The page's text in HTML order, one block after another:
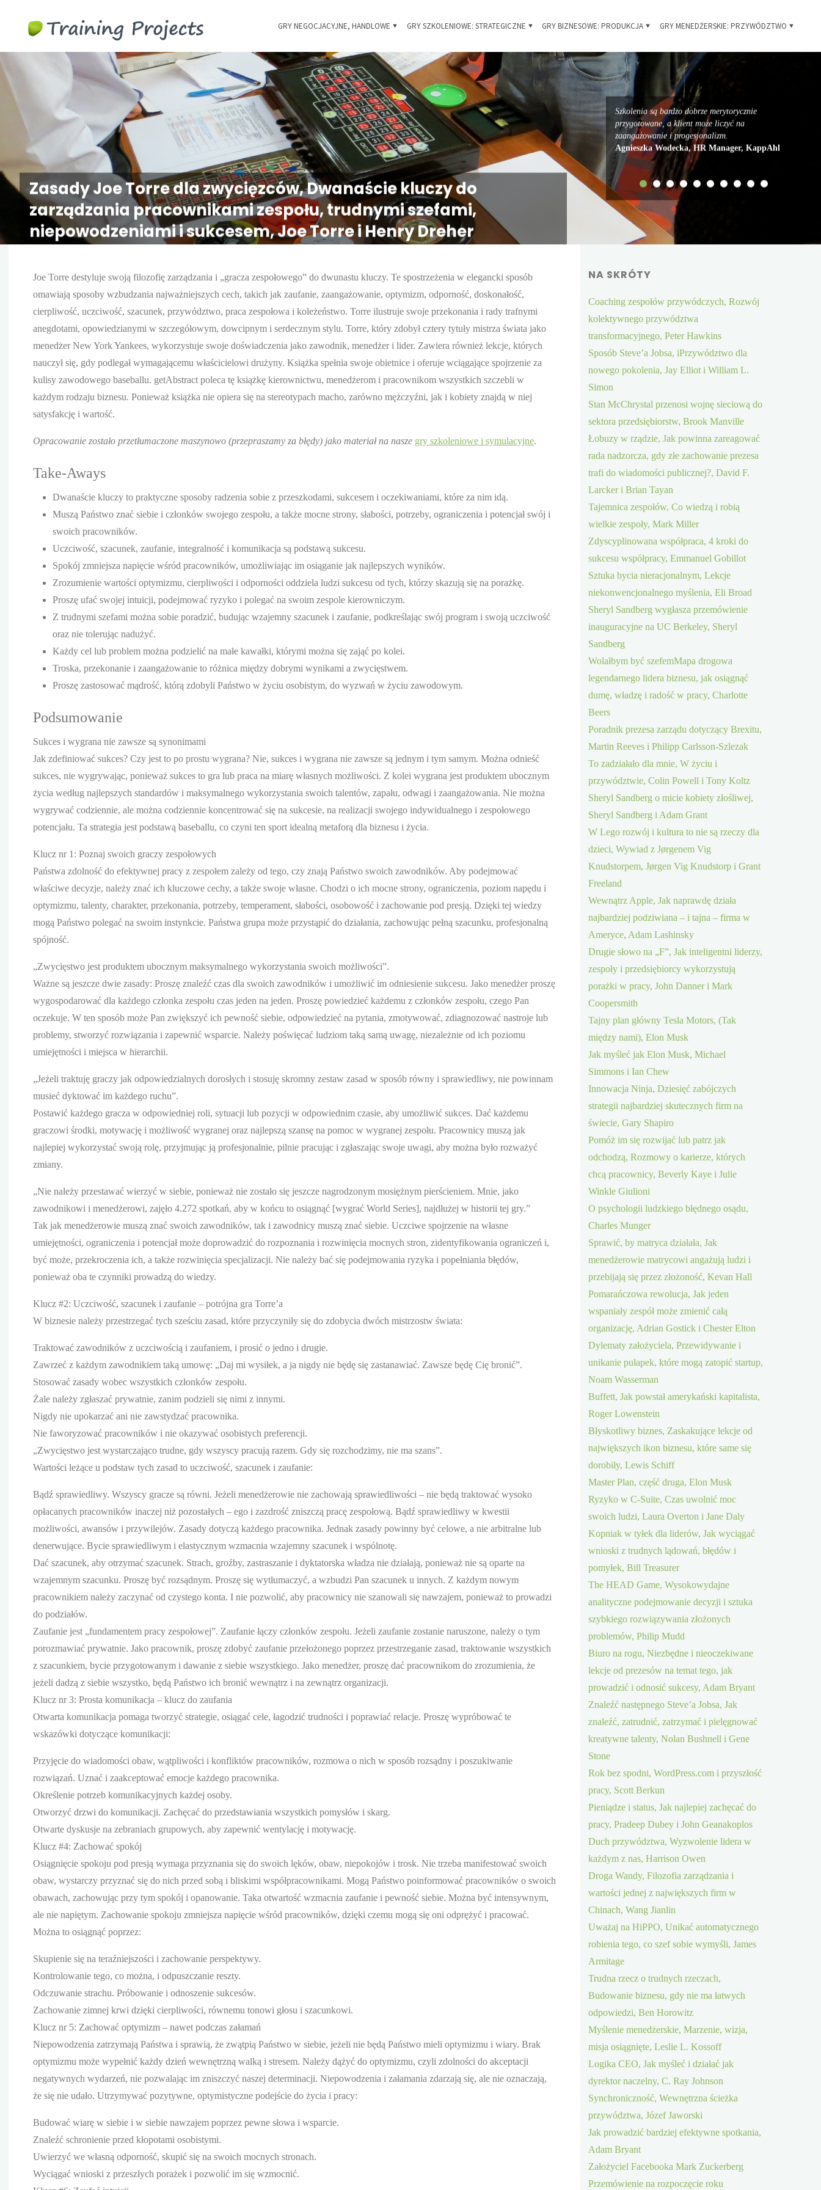
biznesowe i
content
GRY NEGOCJACYJNE, HANDLOWE GRY SZKOLENIOWE: STRATEGICZNE GRY BIZNESOWE: PRODUKCJA GRY MENEDŻERSKIE: PRZYWÓDZTWO
Zasady Joe Torre dla zwycięzców, Dwanaście kluczy do
zarządzania pracownikami zespołu, trudnymi szefami,
niepowodzeniami i sukcesem, Joe Torre i Henry Dreher
Szkolenia są bardzo dobrze merytorycznie
przygotowane, a klient może liczyć na
zaangażowanie i progesjonalizm.
Agnieszka Wodecka, HR Manager, KappAhl
Joe Torre destyluje swoją filozofię zarządzania i „gracza zespołowego” do dwunastu kluczy. Te spostrzeżenia w elegancki sposób
omawiają sposoby wzbudzania najważniejszych cech, takich jak zaufanie, zaangażowanie, optymizm, odporność, doskonałość,
cierpliwość, uczciwość, szacunek, przywództwo, praca zespołowa i koleżeństwo. Torre ilustruje swoje przekonania i rady trafnymi
anegdotami, opowiedzianymi w szczegółowym, dowcipnym i serdecznym stylu. Torre, który zdobył cztery tytuły mistrza świata jako
menedżer New York Yankees, wykorzystuje swoje doświadczenia jako zawodnik, menedżer i lider. Zawiera również lekcje, których
nauczył się, gdy podlegał wymagającemu właścicielowi drużyny. Książka spełnia swoje obietnice i oferuje wciągające spojrzenie za
kulisy zawodowego baseballu. getAbstract poleca tę książkę kierownictwu, menedżerom i pracownikom wszystkich szczebli w
każdym rodzaju biznesu. Ponieważ książka nie opiera się na stereotypach macho, zarówno mężczyźni, jak i kobiety znajdą w niej
satysfakcję i wartość.
Opracowanie zostało przetłumaczone maszynowo (przepraszamy za błędy) jako materiał na nasze gry szkoleniowe i symulacyjne.
Take-Aways
Dwanaście kluczy to praktyczne sposoby radzenia sobie z przeszkodami, sukcesem i oczekiwaniami, które za nim idą.
Muszą Państwo znać siebie i członków swojego zespołu, a także mocne strony, słabości, potrzeby, ograniczenia i potencjał swój i
swoich pracowników.
Uczciwość, szacunek, zaufanie, integralność i komunikacja są podstawą sukcesu.
Spokój zmniejsza napięcie wśród pracowników, umożliwiając im osiąganie jak najlepszych wyników.
Zrozumienie wartości optymizmu, cierpliwości i odporności oddziela ludzi sukcesu od tych, którzy skazują się na porażkę.
Proszę ufać swojej intuicji, podejmować ryzyko i polegać na swoim zespole kierowniczym.
Z trudnymi szefami można sobie poradzić, budując wzajemny szacunek i zaufanie, podkreślając swój program i swoją uczciwość
oraz nie tolerując nadużyć.
Każdy cel lub problem można podzielić na małe kawałki, którymi można się zająć po kolei.
Troska, przekonanie i zaangażowanie to różnica między dobrymi wynikami a zwycięstwem.
Proszę zastosować mądrość, którą zdobyli Państwo w życiu osobistym, do wyzwań w życiu zawodowym.
Podsumowanie
Sukces i wygrana nie zawsze są synonimami
Jak zdefiniować sukces? Czy jest to po prostu wygrana? Nie, sukces i wygrana nie zawsze są jednym i tym samym. Można odnieść
sukces, nie wygrywając, ponieważ sukces to gra lub praca na miarę własnych możliwości. Z kolei wygrana jest produktem ubocznym
życia według najlepszych standardów i maksymalnego wykorzystania swoich talentów, zapału, odwagi i zaangażowania. Nie można
wygrywać codziennie, ale można codziennie koncentrować się na sukcesie, na realizacji swojego indywidualnego i zespołowego
potencjału. Ta strategia jest podstawą baseballu, co czyni ten sport idealną metaforą dla biznesu i życia.
Klucz nr 1: Poznaj swoich graczy zespołowych
Państwa zdolność do efektywnej pracy z zespołem zależy od tego, czy znają Państwo swoich zawodników. Aby podejmować
właściwe decyzje, należy znać ich kluczowe cechy, a także swoje własne. Chodzi o ich mocne strony, ograniczenia, poziom napędu i
optymizmu, talenty, charakter, przekonania, potrzeby, temperament, słabości, osobowość i zachowanie pod presją. Dzięki tej wiedzy
mogą Państwo polegać na swoim instynkcie. Państwa grupa może przystąpić do działania, zachowując pełną szacunku, profesjonalną
spójność.
„Zwycięstwo jest produktem ubocznym maksymalnego wykorzystania swoich możliwości”.
Ważne są jeszcze dwie zasady: Proszę znaleźć czas dla swoich zawodników i umożliwić im odniesienie sukcesu. Jako menedżer proszę
wygospodarować dla każdego członka zespołu czas jeden na jeden. Proszę powiedzieć każdemu z członków zespołu, czego Pan
oczekuje. W ten sposób może Pan zwiększyć ich pewność siebie, odpowiedzieć na pytania, zmotywować, zdiagnozować nastroje lub
problemy, stworzyć rozwiązania i zapewnić wsparcie. Należy poświęcać ludziom taką samą uwagę, niezależnie od ich poziomu
umiejętności i miejsca w hierarchii.
„Jeżeli traktuję graczy jak odpowiedzialnych dorosłych i stosuję skromny zestaw zasad w sposób równy i sprawiedliwy, nie powinnam
musieć dyktować im każdego ruchu”.
Postawić każdego gracza w odpowiedniej roli, sytuacji lub pozycji w odpowiednim czasie, aby umożliwić sukces. Dać każdemu
graczowi środki, motywację i możliwość wygranej oraz najlepszą szansę na pomoc w wygranej zespołu. Pracownicy muszą jak
najlepiej wykorzystać swoją rolę, przyjmując ją profesjonalnie, pilnie pracując i zgłaszając swoje uwagi, aby można było rozważyć
zmiany.
„Nie należy przestawać wierzyć w siebie, ponieważ nie zostało się jeszcze nagrodzonym mosiężnym pierścieniem. Mnie, jako
zawodnikowi i menedżerowi, zajęło 4.272 spotkań, aby w końcu to osiągnąć [wygrać World Series], najdłużej w historii tej gry.”
Tak jak menedżerowie muszą znać swoich zawodników, tak i zawodnicy muszą znać siebie. Uczciwe spojrzenie na własne
umiejętności, ograniczenia i potencjał może doprowadzić do rozpoznania i rozwinięcia mocnych stron, zidentyfikowania ograniczeń i,
być może, przekroczenia ich, a także rozwinięcia specjalizacji. Nie należy bać się podejmowania ryzyka i popełniania błędów,
ponieważ oba te czynniki prowadzą do wiedzy.
Klucz #2: Uczciwość, szacunek i zaufanie – potrójna gra Torre’a
W biznesie należy przestrzegać tych sześciu zasad, które przyczyniły się do zdobycia dwóch mistrzostw świata:
Traktować zawodników z uczciwością i zaufaniem, i prosić o jedno i drugie.
Zawrzeć z każdym zawodnikiem taką umowę: „Daj mi wysiłek, a ja nigdy nie będę się zastanawiać. Zawsze będę Cię bronić”.
Stosować zasady wobec wszystkich członków zespołu.
Żale należy zgłaszać prywatnie, zanim podzieli się nimi z innymi.
Nigdy nie upokarzać ani nie zawstydzać pracownika.
Nie faworyzować pracowników i nie okazywać osobistych preferencji.
„Zwycięstwo jest wystarczająco trudne, gdy wszyscy pracują razem. Gdy się rozchodzimy, nie ma szans”.
Wartości leżące u podstaw tych zasad to uczciwość, szacunek i zaufanie:
Bądź sprawiedliwy. Wszyscy gracze są równi. Jeżeli menedżerowie nie zachowają sprawiedliwości – nie będą traktować wysoko
opłacanych pracowników inaczej niż pozostałych – ego i zazdrość zniszczą pracę zespołową. Bądź sprawiedliwy w kwestii
możliwości, awansów i przywilejów. Zasady dotyczą każdego pracownika. Jednak zasady powinny być celowe, a nie arbitralne lub
denerwujące. Bycie sprawiedliwym i elastycznym wzmacnia wzajemny szacunek i wspólnotę.
Dać szacunek, aby otrzymać szacunek. Strach, groźby, zastraszanie i dyktatorska władza nie działają, ponieważ nie są oparte na
wzajemnym szacunku. Proszę być rozsądnym. Proszę się wytłumaczyć, a wzbudzi Pan szacunek u innych. Z każdym nowym
pracownikiem należy zaczynać od czystego konta. I nie pozwolić, aby pracownicy nie szanowali się nawzajem, ponieważ to prowadzi
do podziałów.
Zaufanie jest „fundamentem pracy zespołowej”. Zaufanie łączy członków zespołu. Jeżeli zaufanie zostanie naruszone, należy o tym
porozmawiać prywatnie. Jako pracownik, proszę zdobyć zaufanie przełożonego poprzez przestrzeganie zasad, traktowanie wszystkich
z szacunkiem, bycie przygotowanym i dawanie z siebie wszystkiego. Jako menedżer, proszę dać pracownikom do zrozumienia, że
jeżeli dadzą z siebie wszystko, będą Państwo ich bronić wewnątrz i na zewnątrz organizacji.
Klucz nr 3: Prosta komunikacja – klucz do zaufania
Otwarta komunikacja pomaga tworzyć strategie, osiągać cele, łagodzić trudności i poprawiać relacje. Proszę wypróbować te
wskazówki dotyczące komunikacji:
Przyjęcie do wiadomości obaw, wątpliwości i konfliktów pracowników, rozmowa o nich w sposób rozsądny i poszukiwanie
rozwiązań. Uznać i zaakceptować emocje każdego pracownika.
Określenie potrzeb komunikacyjnych każdej osoby.
Otworzyć drzwi do komunikacji. Zachęcać do przedstawiania wszystkich pomysłów i skarg.
Otwarte dyskusje na zebraniach grupowych, aby zapewnić wentylację i motywację.
Klucz #4: Zachować spokój
Osiągnięcie spokoju pod presją wymaga przyznania się do swoich lęków, obaw, niepokojów i trosk. Nie trzeba manifestować swoich
obaw, wystarczy przyznać się do nich przed sobą i bliskimi współpracownikami. Mogą Państwo poinformować pracowników o swoich
obawach, zachowując przy tym spokój i opanowanie. Taka otwartość wzmacnia zaufanie i pewność siebie. Można być intensywnym,
ale nie napiętym. Zachowanie spokoju zmniejsza napięcie wśród pracowników, dzięki czemu mogą się oni odprężyć i pracować.
Można to osiągnąć poprzez:
Skupienie się na teraźniejszości i zachowanie perspektywy.
Kontrolowanie tego, co można, i odpuszczanie reszty.
Odczuwanie strachu. Próbowanie i odnoszenie sukcesów.
Zachowanie zimnej krwi dzięki cierpliwości, równemu tonowi głosu i szacunkowi.
Klucz nr 5: Zachować optymizm – nawet podczas załamań
Niepowodzenia zatrzymają Państwa i sprawią, że zwątpią Państwo w siebie, jeżeli nie będą Państwo mieli optymizmu i wiary. Brak
optymizmu może wypełnić każdy dzień wewnętrzną walką i stresem. Należy dążyć do optymizmu, czyli zdolności do akceptacji
negatywnych wydarzeń, nie pozwalając im zniszczyć naszej determinacji. Niepowodzenia i załamania zdarzają się, ale nie oznaczają,
że się nie udało. Utrzymywać pozytywne, optymistyczne podejście do życia i pracy:
Budować wiarę w siebie i w siebie nawzajem poprzez pewne słowa i wsparcie.
Znaleźć schronienie przed kłopotami osobistymi.
Uwierzyć we własną odporność, skupić się na swoich mocnych stronach.
Wyciągać wnioski z przeszłych porażek i pozwolić im się wzmocnić.
NA SKRÓTY
Coaching zespołów przywódczych, Rozwój
kolektywnego przywództwa
transformacyjnego, Peter Hawkins
Sposób Steve’a Jobsa, iPrzywództwo dla
nowego pokolenia, Jay Elliot i William L.
Simon
Stan McChrystal przenosi wojnę sieciową do
sektora przedsiębiorstw, Brook Manville
Łobuzy w rządzie, Jak powinna zareagować
rada nadzorcza, gdy złe zachowanie prezesa
trafi do wiadomości publicznej?, David F.
Larcker i Brian Tayan
Tajemnica zespołów, Co wiedzą i robią
wielkie zespoły, Mark Miller
Zdyscyplinowana współpraca, 4 kroki do
sukcesu współpracy, Emmanuel Gobillot
Sztuka bycia nieracjonalnym, Lekcje
niekonwencjonalnego myślenia, Eli Broad
Sheryl Sandberg wygłasza przemówienie
inauguracyjne na UC Berkeley, Sheryl
Sandberg
Wolałbym być szefemMapa drogowa
legendarnego lidera biznesu, jak osiągnąć
dumę, władzę i radość w pracy, Charlotte
Beers
Poradnik prezesa zarządu dotyczący Brexitu,
Martin Reeves i Philipp Carlsson-Szlezak
To zadziałało dla mnie, W życiu i
przywództwie, Colin Powell i Tony Koltz
Sheryl Sandberg o micie kobiety złośliwej,
Sheryl Sandberg i Adam Grant
W Lego rozwój i kultura to nie są rzeczy dla
dzieci, Wywiad z Jørgenem Vig
Knudstorpem, Jørgen Vig Knudstorp i Grant
Freeland
Wewnątrz Apple, Jak naprawdę działa
najbardziej podziwiana – i tajna – firma w
Ameryce, Adam Lashinsky
Drugie słowo na „F”, Jak inteligentni liderzy,
zespoły i przedsiębiorcy wykorzystują
porażki w pracy, John Danner i Mark
Coopersmith
Tajny plan główny Tesla Motors, (Tak
między nami), Elon Musk
Jak myśleć jak Elon Musk, Michael
Simmons i Ian Chew
Innowacja Ninja, Dziesięć zabójczych
strategii najbardziej skutecznych firm na
świecie, Gary Shapiro
Pomóż im się rozwijać lub patrz jak
odchodzą, Rozmowy o karierze, których
chcą pracownicy, Beverly Kaye i Julie
Winkle Giulioni
O psychologii ludzkiego błędnego osądu,
Charles Munger
Sprawić, by matryca działała, Jak
menedżerowie matrycowi angażują ludzi i
przebijają się przez złożoność, Kevan Hall
Pomarańczowa rewolucja, Jak jeden
wspaniały zespół może zmienić całą
organizację, Adrian Gostick i Chester Elton
Dylematy założyciela, Przewidywanie i
unikanie pułapek, które mogą zatopić startup,
Noam Wasserman
Buffett, Jak powstał amerykański kapitalista,
Roger Lowenstein
Błyskotliwy biznes, Zaskakujące lekcje od
największych ikon biznesu, które same się
dorobiły, Lewis Schiff
Master Plan, część druga, Elon Musk
Ryzyko w C-Suite, Czas uwolnić moc
swoich ludzi, Laura Overton i Jane Daly
Kopniak w tyłek dla liderów, Jak wyciągać
wnioski z trudnych lądowań, błędów i
pomyłek, Bill Treasurer
The HEAD Game, Wysokowydajne
analityczne podejmowanie decyzji i sztuka
szybkiego rozwiązywania złożonych
problemów, Philip Mudd
Biuro na rogu, Niezbędne i nieoczekiwane
lekcje od prezesów na temat tego, jak
prowadzić i odnosić sukcesy, Adam Bryant
Znaleźć następnego Steve’a Jobsa, Jak
znaleźć, zatrudnić, zatrzymać i pielęgnować
kreatywne talenty, Nolan Bushnell i Gene
Stone
Rok bez spodni, WordPress.com i przyszłość
pracy, Scott Berkun
Pieniądze i status, Jak najlepiej zachęcać do
pracy, Pradeep Dubey i John Geanakoplos
Duch przywództwa, Wyzwolenie lidera w
każdym z nas, Harrison Owen
Droga Wandy, Filozofia zarządzania i
wartości jednej z największych firm w
Chinach, Wang Jianlin
Uważaj na HiPPO, Unikać automatycznego
robienia tego, co szef sobie wymyśli, James
Armitage
Trudna rzecz o trudnych rzeczach,
Budowanie biznesu, gdy nie ma łatwych
odpowiedzi, Ben Horowitz
Myślenie menedżerskie, Marzenie, wizja,
misja osiągnięte, Leslie L. Kossoff
Logika CEO, Jak myśleć i działać jak
dyrektor naczelny, C. Ray Johnson
Synchroniczność, Wewnętrzna ścieżka
przywództwa, Józef Jaworski
Jak prowadzić bardziej efektywne spotkania,
Adam Bryant
Założyciel Facebooka Mark Zuckerberg
Przemówienie na rozpoczęcie roku